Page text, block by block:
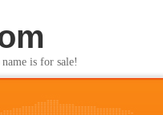
is for sale!